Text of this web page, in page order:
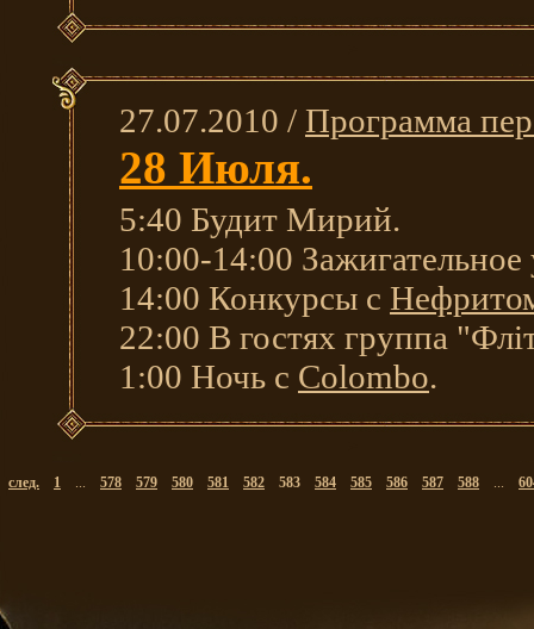
27.07.2010 / Программа
28 Июля.
5:40 Будит Мирий.
10:00-14:00
14:00 Конкурсы с
22:00 В гостях группа
1:00 Ночь с Colombo.
след. 1 ... 578 579 580 581 582 583 584 585 586 587 588 ...